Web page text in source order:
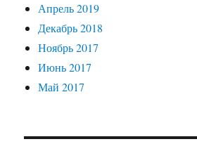
Апрель 2019
Декабрь 2018
Ноябрь 2017
Июнь 2017
Май 2017